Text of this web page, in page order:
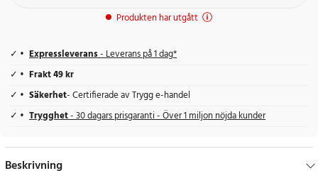
Produkten har utgått
Expressleverans- Leverans på 1 dag*
Frakt 49 kr
Säkerhet- Certifierade av Trygg e-handel
Trygghet- 30 dagars prisgaranti - Över 1 miljon nöjda kunder
Beskrivning